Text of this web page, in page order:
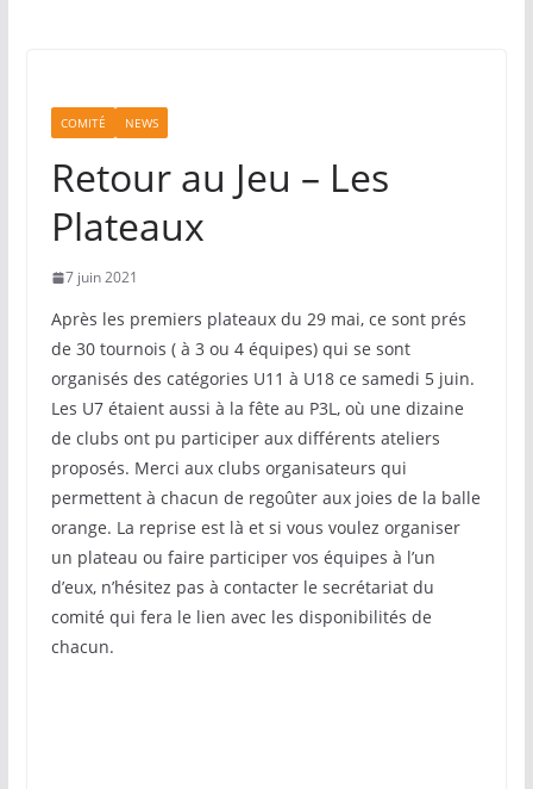
COMITÉ NEWS
Retour au Jeu – Les
Plateaux
7 juin 2021
Après les premiers plateaux du 29 mai, ce sont prés
de 30 tournois ( à 3 ou 4 équipes) qui se sont
organisés des catégories U11 à U18 ce samedi 5 juin.
Les U7 étaient aussi à la fête au P3L, où une dizaine
de clubs ont pu participer aux différents ateliers
proposés. Merci aux clubs organisateurs qui
permettent à chacun de regoûter aux joies de la balle
orange. La reprise est là et si vous voulez organiser
un plateau ou faire participer vos équipes à l’un
d’eux, n’hésitez pas à contacter le secrétariat du
comité qui fera le lien avec les disponibilités de
chacun.